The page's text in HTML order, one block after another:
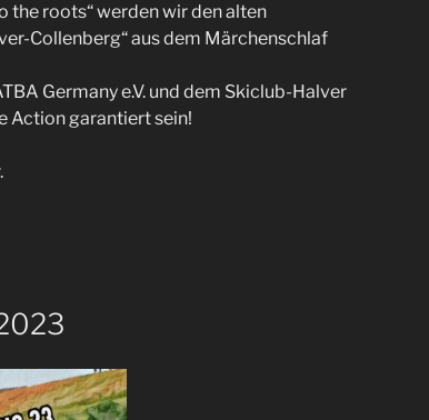
the roots“ werden wir den alten
Collenberg“ aus dem Märchenschlaf
Germany e.V. und dem Skiclub-Halver
Action garantiert sein!
.